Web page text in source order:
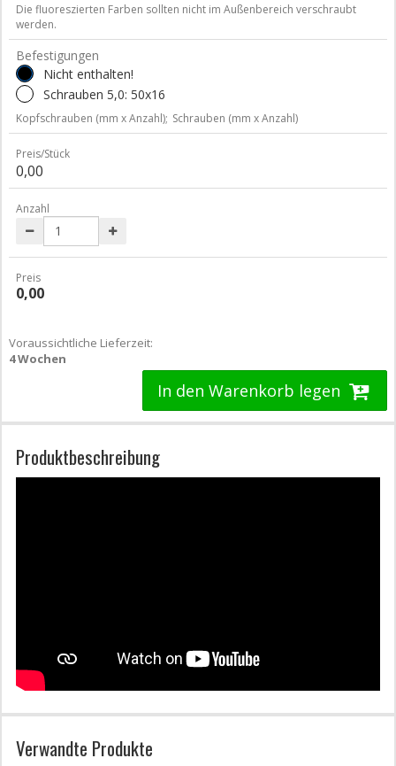
Die fluoreszierten Farben sollten nicht im Außenbereich verschraubt
werden.
Befestigungen
Nicht enthalten!
Schrauben 5,0: 50x16
Kopfschrauben (mm x Anzahl); Schrauben (mm x Anzahl)
Preis/Stück
0,00
Anzahl
Preis
0,00
Voraussichtliche Lieferzeit:
4 Wochen
In den Warenkorb legen
Produktbeschreibung
Verwandte Produkte